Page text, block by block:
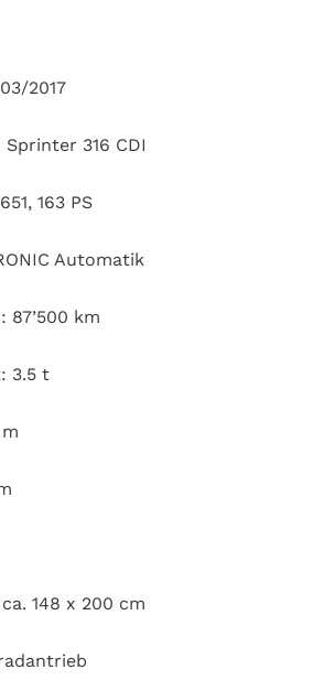
2017
316 CDI
163 PS
Automatik
87’500 km
3.5 t
148 x 200 cm